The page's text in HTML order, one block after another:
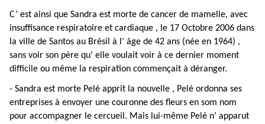
C’ est ainsi que Sandra est morte de cancer de mamelle, avec
insuffisance respiratoire et cardiaque , le 17 Octobre 2006 dans
la ville de Santos au Brésil à l’ âge de 42 ans (née en 1964) ,
sans voir son père qu’ elle voulait voir à ce dernier moment
difficile ou même la respiration commençait à déranger.
- Sandra est morte Pelé apprit la nouvelle , Pelé ordonna ses
entreprises à envoyer une couronne des fleurs en som nom
pour accompagner le cercueil. Mais lui-même Pelé n’ apparut